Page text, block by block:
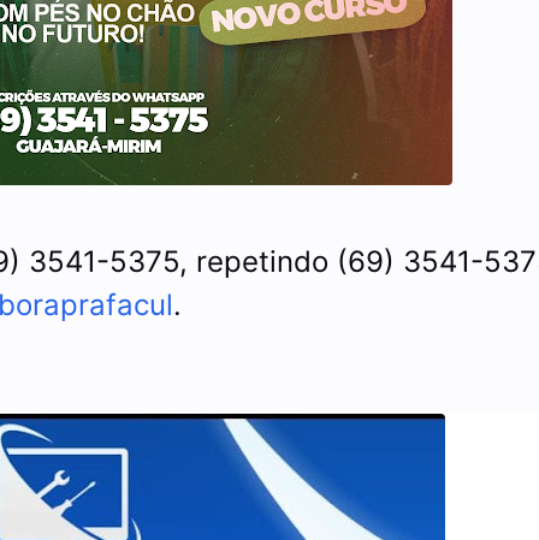
3541-5375, repetindo (69) 3541-
.